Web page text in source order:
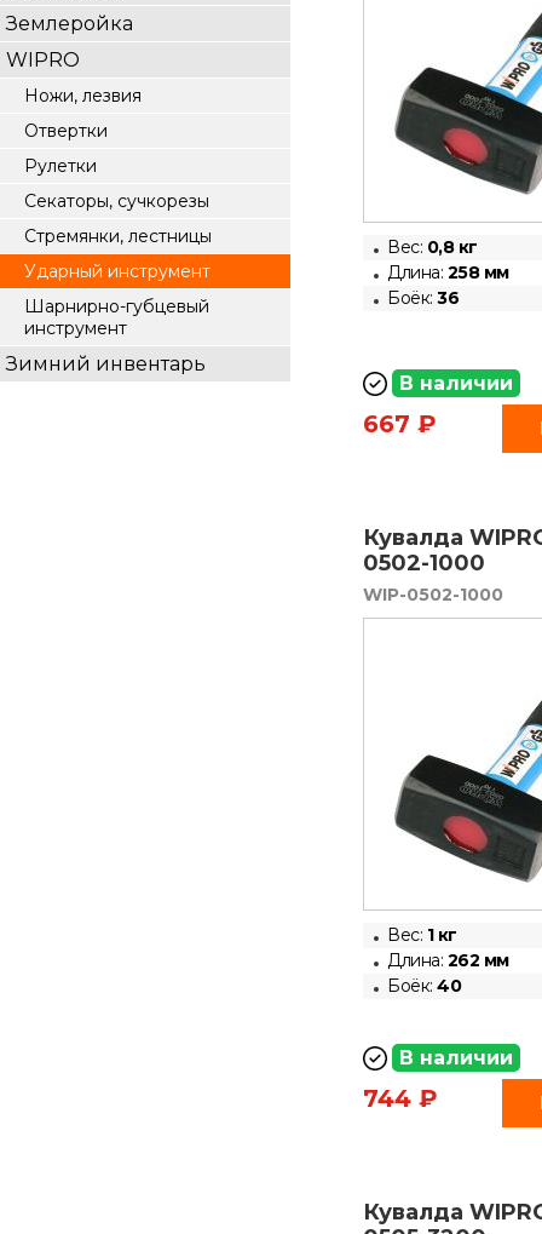
Землеройка
WIPRO
Ножи, лезвия
Отвертки
Рулетки
Секаторы, сучкорезы
Стремянки, лестницы
Ударный инструмент
Шарнирно-губцевый
инструмент
Зимний инвентарь
Вес: 0,8 кг
Длина: 258 мм
Боёк: 36
В наличии
667 ₽
Кувалда
0502-1000
WIP-0502-1000
Вес: 1 кг
Длина: 262 мм
Боёк: 40
В наличии
744 ₽
Кувалда